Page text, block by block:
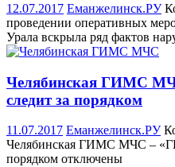
12.07.2017 Еманжелинск.РУ
проведении оперативных
Урала вскрыла ряд фактов
Челябинская ГИМС
следит за порядком
11.07.2017 Еманжелинск.РУ
Челябинская ГИМС МЧС –
порядком отключены